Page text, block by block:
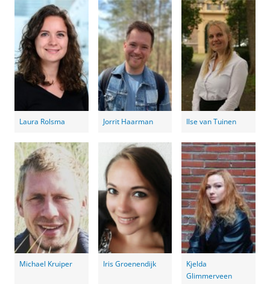
Laura Rolsma Jorrit Haarman Ilse van Tuinen
Michael Kruiper Iris Groenendijk
Kjelda
Glimmerveen